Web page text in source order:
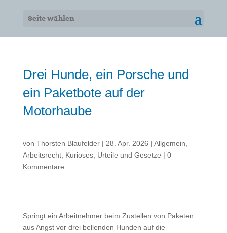
Seite wählen
Drei Hunde, ein Porsche und
ein Paketbote auf der
Motorhaube
von Thorsten Blaufelder| 28. Apr. 2026 | Allgemein
Arbeitsrecht, Kurioses, Urteile und Gesetze | 0
Kommentare
Springt ein Arbeitnehmer beim Zustellen von Paketen
aus Angst vor drei bellenden Hunden auf die